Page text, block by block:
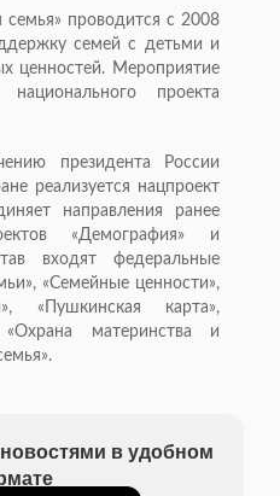
семья» проводится с 2008
семей с детьми и
ценностей. Мероприятие
национального проекта
президента России
реализуется нацпроект
направления ранее
«Демография» и
входят федеральные
«Семейные ценности»,
«Пушкинская карта»,
материнства и
в удобном